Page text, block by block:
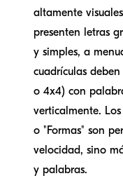
altamente
presenten letras
y simples, a
cuadrículas
o 4x4) con
verticalmente.
o "Formas" son
velocidad, sino
y palabras.